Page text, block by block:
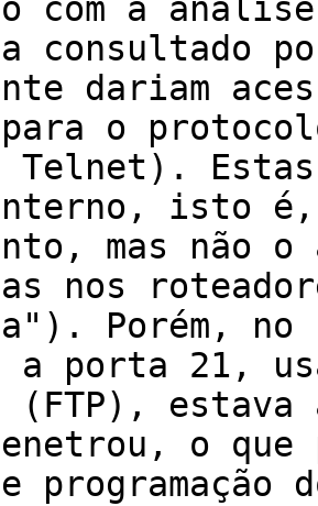
com a
consultado
dariam
o
Telnet).
isto
mas não
nos
Porém,
a porta 21,
(FTP),
o que